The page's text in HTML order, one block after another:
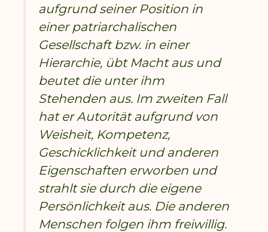
aufgrund seiner Position in
einer patriarchalischen
Gesellschaft bzw. in einer
Hierarchie, übt Macht aus und
beutet die unter ihm
Stehenden aus. Im zweiten Fall
hat er Autorität aufgrund von
Weisheit, Kompetenz,
Geschicklichkeit und anderen
Eigenschaften erworben und
strahlt sie durch die eigene
Persönlichkeit aus. Die anderen
Menschen folgen ihm freiwillig.